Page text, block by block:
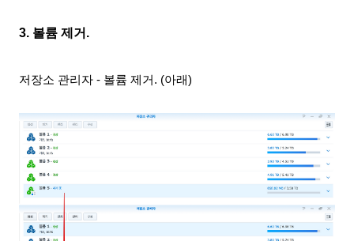
3. 볼륨 제거.
저장소 관리자 - 볼륨 제거. (아래)